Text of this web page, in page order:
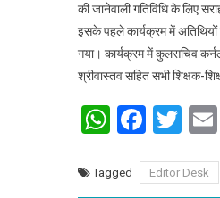
की जानेवाली गतिविधि के लिए
इसके पहले कार्यक्रम में अतिथियों
गया। कार्यक्रम में कुलसचिव
श्रीवास्तव सहित सभी शिक्षक-
Tagged Editor Desk